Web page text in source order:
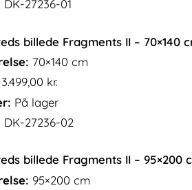
DK-27236-01
billede Fragments II – 70×140
70×140 cm
3.499,00 kr.
På lager
DK-27236-02
billede Fragments II – 95×200
95×200 cm